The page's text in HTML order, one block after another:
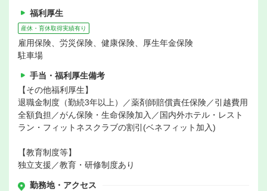
福利厚生
産休・育休取得実績有り
雇用保険、労災保険、健康保険、厚生年金保険
駐車場
手当・福利厚生備考
【その他福利厚生】
退職金制度（勤続3年以上）／薬剤師賠償責任保険／引越費用
全額負担／がん保険・生命保険加入／国内外ホテル・レスト
ラン・フィットネスクラブの割引(ベネフィット加入)
【教育制度等】
独立支援／教育・研修制度あり
勤務地・アクセス